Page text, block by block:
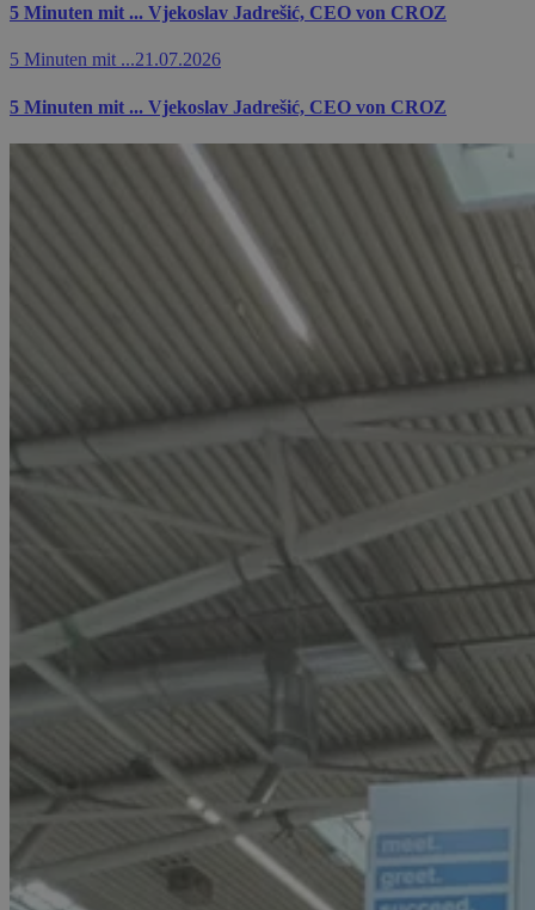
5 Minuten mit ... Vjekoslav Jadrešić, CEO von CROZ
5 Minuten mit ...21.07.2026
5 Minuten mit ... Vjekoslav Jadrešić, CEO von CROZ